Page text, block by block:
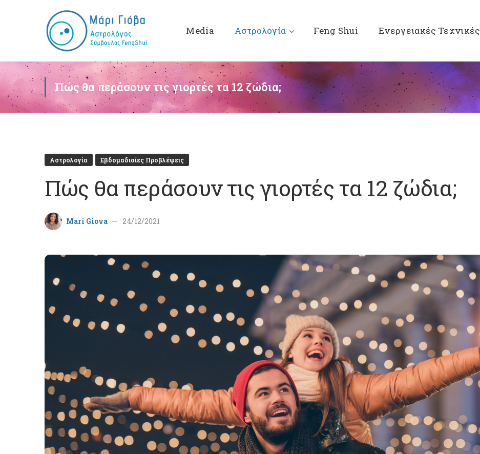
Media Αστρολογία Feng Shui Ενεργειακές Τεχνικές
Πώς θα περάσουν τις γιορτές τα 12 ζώδια;
Αστρολογία Εβδομαδιαίες Προβλέψεις
Πώς θα περάσουν τις γιορτές τα 12 ζώδια;
Mari Giova 24/12/2021